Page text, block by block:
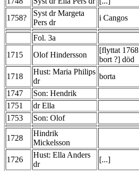
1758?
Syst dr Margeta
Pers dr
i Cangos
Fol. 3a
1715
Olof Hindersson
[flyttat 1768
bort ?] död
1718
Hust: Maria Philips
dr
borta
1747
Son: Hendrik
1751
dr Ella
1753
Son: Olof
1728
Hindrik
Mickelsson
1726
Hust: Ella Anders
dr
[...]